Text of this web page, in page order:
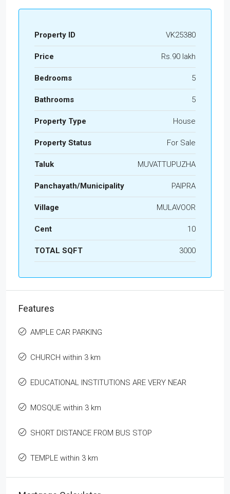
Property ID VK25380
Price Rs.90 lakh
Bedrooms 5
Bathrooms 5
Property Type House
Property Status For Sale
Taluk MUVATTUPUZHA
Panchayath/Municipality PAIPRA
Village MULAVOOR
Cent 10
TOTAL SQFT 3000
Features
AMPLE CAR PARKING
CHURCH within 3 km
EDUCATIONAL INSTITUTIONS ARE VERY NEAR
MOSQUE within 3 km
SHORT DISTANCE FROM BUS STOP
TEMPLE within 3 km